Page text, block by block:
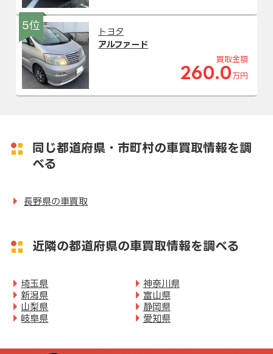
5位
トヨタ
アルファード
買取金額
260.0 万円
同じ都道府県・市町村の車買取情報を調
べる
長野県の車買取
近隣の都道府県の車買取情報を調べる
埼玉県
神奈川県
新潟県
富山県
山梨県
静岡県
岐阜県
愛知県